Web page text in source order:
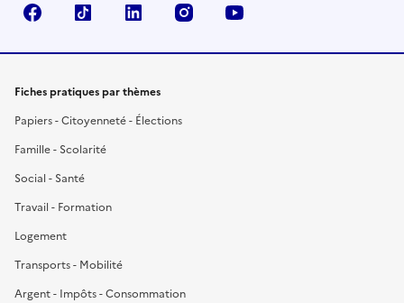
FacebookTikTok LinkedIn Instagram
Fiches pratiques par thèmes
Papiers - Citoyenneté - Élections
Famille - Scolarité
Social - Santé
Travail - Formation
Logement
Transports - Mobilité
Argent - Impôts - Consommation